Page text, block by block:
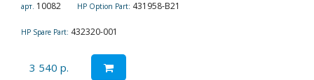
арт. 10082 HP Option Part: 431958-B21
HP Spare Part: 432320-001
3 540 р.